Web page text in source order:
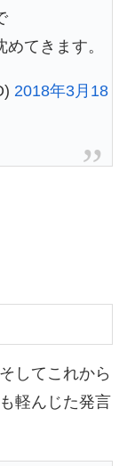
てきます。
2018年3月18
してこれから
軽んじた発言